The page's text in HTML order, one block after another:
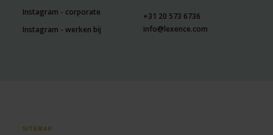
Instagram - corporate
Instagram - werken bij
+31 20 573 6736
info@lexence.com
SITEMAP